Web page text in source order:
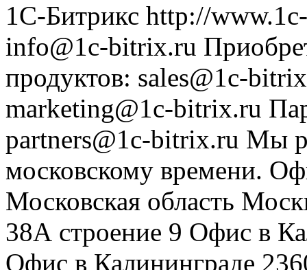
1С-Битрикс http://
info@1c-bitrix.ru
продуктов: sales@1c-
marketing@1c-bitrix.ru
partners@1c-bitrix.ru Мы
московскому времени.
Московская область
38А строение 9 Офис в
Офис в Калининграде